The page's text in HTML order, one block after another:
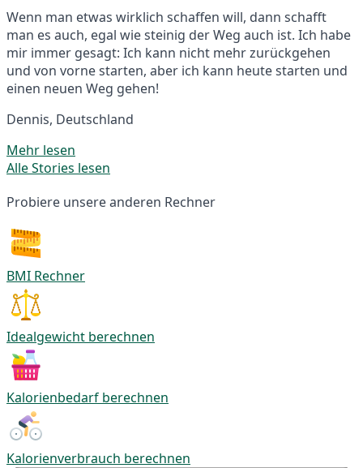
Wenn man etwas wirklich schaffen will, dann schafft
man es auch, egal wie steinig der Weg auch ist. Ich habe
mir immer gesagt: Ich kann nicht mehr zurückgehen
und von vorne starten, aber ich kann heute starten und
einen neuen Weg gehen!
Dennis, Deutschland
Mehr lesen
Alle Stories lesen
Probiere unsere anderen Rechner
BMI Rechner
Idealgewicht berechnen
Kalorienbedarf berechnen
Kalorienverbrauch berechnen